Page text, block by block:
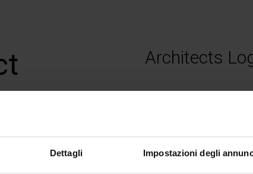
Dettagli Impostazioni degli
and to
for
Architects